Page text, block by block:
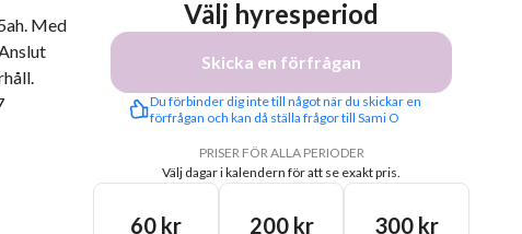
Med
Välj hyresperiod
Skicka en förfrågan
Du förbinder dig inte till något när du skickar en
förfrågan och kan då ställa frågor till Sami O
PRISER FÖR ALLA PERIODER
Välj dagar i kalendern för att se exakt pris.
60 kr 200 kr 300 kr